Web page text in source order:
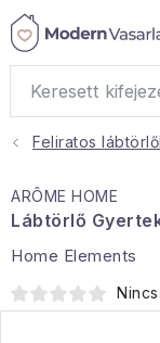
Ugrás
Otthoni illatok
Feliratos
ARÔME HOME
Lábtörlő
Home Elements